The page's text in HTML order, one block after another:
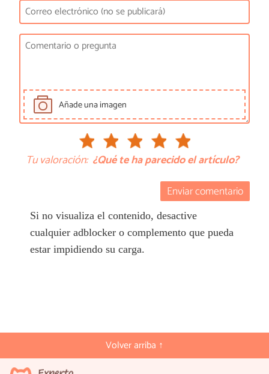
Añade una imagen
Tu valoración: ¿Qué te ha parecido el artículo?
Enviar comentario
Si no visualiza el contenido, desactive
cualquier adblocker o complemento que pueda
estar impidiendo su carga.
Volver arriba ↑